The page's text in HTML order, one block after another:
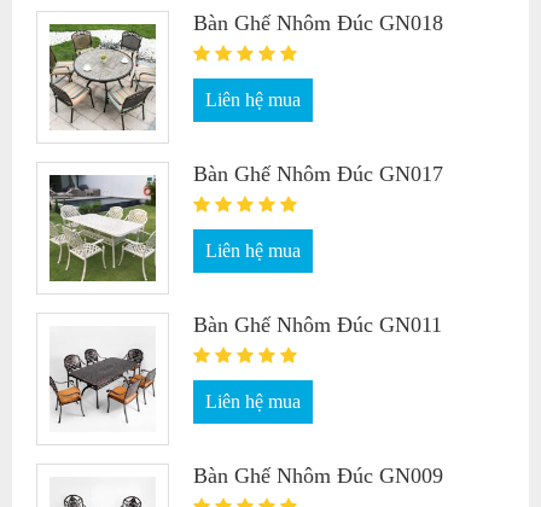
Bàn Ghế Nhôm Đúc GN018
Liên hệ mua
Bàn Ghế Nhôm Đúc GN017
Liên hệ mua
Bàn Ghế Nhôm Đúc GN011
Liên hệ mua
Bàn Ghế Nhôm Đúc GN009